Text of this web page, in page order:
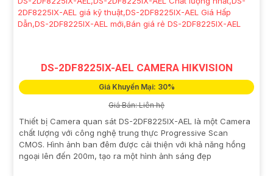
DS-2DF8225IX-AEL CAMERA HIKVISION
Giá Khuyến Mại: 30%
Giá Bán: Liên hệ
Thiết bị Camera quan sát DS-2DF8225IX-AEL là một Camera
chất lượng với công nghệ trung thực Progressive Scan
CMOS. Hình ảnh ban đêm được cải thiện với khả năng hồng
ngoại lên đến 200m, tạo ra một hình ảnh sáng đẹp